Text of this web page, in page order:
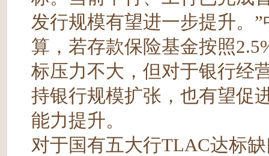
发行规模有望进一步提升。
算，若存款保险基金按照
标压力不大，但对于银行经
持银行规模扩张，也有望促
能力提升。
对于国有五大行TLAC达标